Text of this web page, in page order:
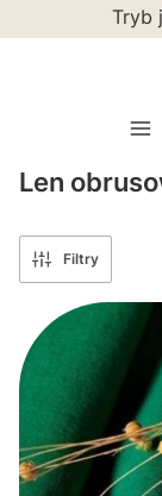
Tryb
Len
Filtry